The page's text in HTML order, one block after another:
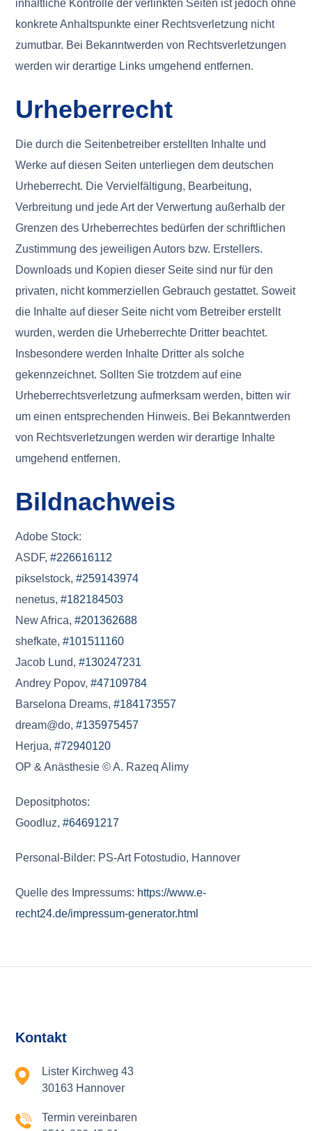
inhaltliche Kontrolle der verlinkten Seiten ist jedoch ohne
konkrete Anhaltspunkte einer Rechtsverletzung nicht
zumutbar. Bei Bekanntwerden von Rechtsverletzungen
werden wir derartige Links umgehend entfernen.
Urheberrecht
Die durch die Seitenbetreiber erstellten Inhalte und
Werke auf diesen Seiten unterliegen dem deutschen
Urheberrecht. Die Vervielfältigung, Bearbeitung,
Verbreitung und jede Art der Verwertung außerhalb der
Grenzen des Urheberrechtes bedürfen der schriftlichen
Zustimmung des jeweiligen Autors bzw. Erstellers.
Downloads und Kopien dieser Seite sind nur für den
privaten, nicht kommerziellen Gebrauch gestattet. Soweit
die Inhalte auf dieser Seite nicht vom Betreiber erstellt
wurden, werden die Urheberrechte Dritter beachtet.
Insbesondere werden Inhalte Dritter als solche
gekennzeichnet. Sollten Sie trotzdem auf eine
Urheberrechtsverletzung aufmerksam werden, bitten wir
um einen entsprechenden Hinweis. Bei Bekanntwerden
von Rechtsverletzungen werden wir derartige Inhalte
umgehend entfernen.
Bildnachweis
Adobe Stock:
ASDF,#226616112
pikselstock,#259143974
nenetus,#182184503
New Africa,#201362688
shefkate,#101511160
Jacob Lund,#130247231
Andrey Popov,#47109784
Barselona Dreams,#184173557
dream@do,#135975457
Herjua,#72940120
OP & Anästhesie © A. Razeq Alimy
Depositphotos:
Goodluz,#64691217
Personal-Bilder: PS-Art Fotostudio, Hannover
Quelle des Impressums: https://www.e-
recht24.de/impressum-generator.html
Kontakt
Lister Kirchweg 43
30163 Hannover
Termin vereinbaren